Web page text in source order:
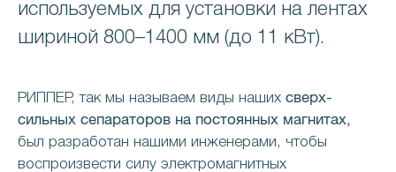
используемых для установки на лентах
шириной 800–1400 мм (до 11 кВт).
РИППЕР, так мы называем виды наших сверх-
сильных сепараторов на постоянных магнитах,
был разработан нашими инженерами, чтобы
воспроизвести силу электромагнитных